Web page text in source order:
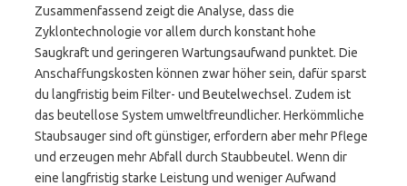
Zusammenfassend zeigt die Analyse, dass die
Zyklontechnologie vor allem durch konstant hohe
Saugkraft und geringeren Wartungsaufwand punktet. Die
Anschaffungskosten können zwar höher sein, dafür sparst
du langfristig beim Filter- und Beutelwechsel. Zudem ist
das beutellose System umweltfreundlicher. Herkömmliche
Staubsauger sind oft günstiger, erfordern aber mehr Pflege
und erzeugen mehr Abfall durch Staubbeutel. Wenn dir
eine langfristig starke Leistung und weniger Aufwand